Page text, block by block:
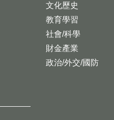
文化歷史
教育學習
社會/科學
財金產業
政治/外交/國防